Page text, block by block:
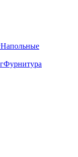
Напольные
Фурнитура